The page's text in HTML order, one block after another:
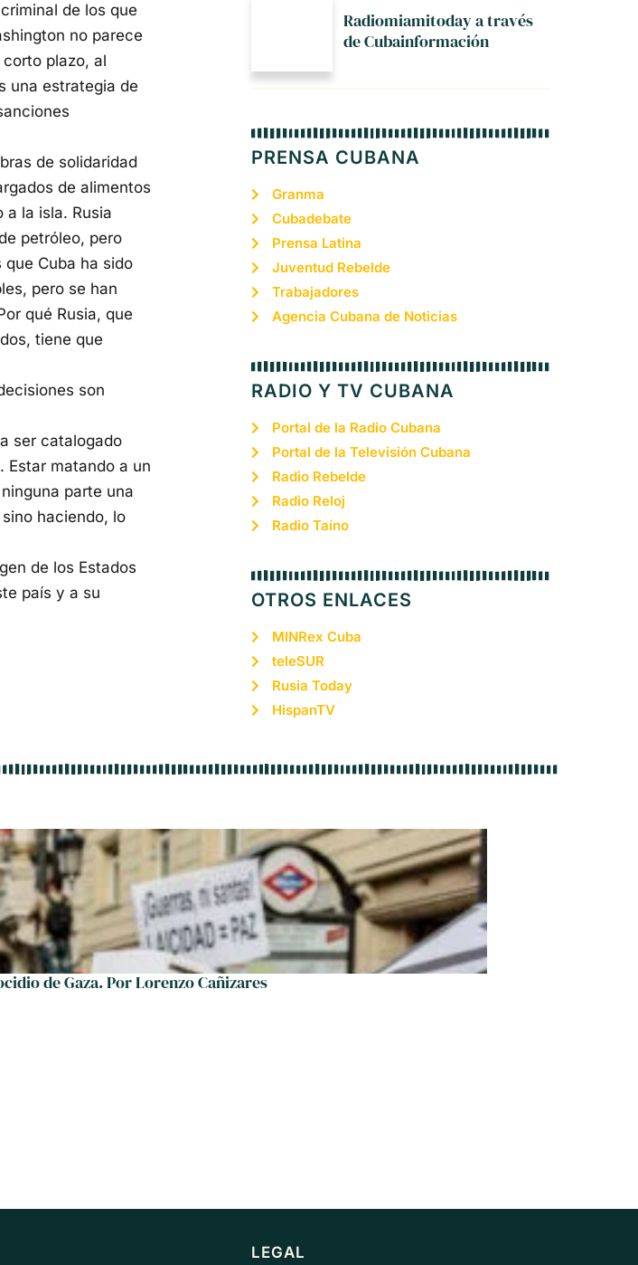
de los que
no parece
plazo, al
una estrategia de
de solidaridad
de alimentos
la isla. Rusia
petróleo, pero
Cuba ha sido
pero se han
qué Rusia, que
tiene que
son
ser catalogado
Estar matando a un
parte una
haciendo, lo
de los Estados
país y a su
Radiomiamitoday a través
de Cubainformación
PRENSA CUBANA
Granma
Cubadebate
Prensa Latina
Juventud Rebelde
Trabajadores
Agencia Cubana de Noticias
RADIO Y TV CUBANA
Portal de la Radio Cubana
Portal de la Televisión Cubana
Radio Rebelde
Radio Reloj
Radio Taíno
OTROS ENLACES
MINRex Cuba
teleSUR
Rusia Today
HispanTV
de Gaza. Por Lorenzo Cañizares
LEGAL